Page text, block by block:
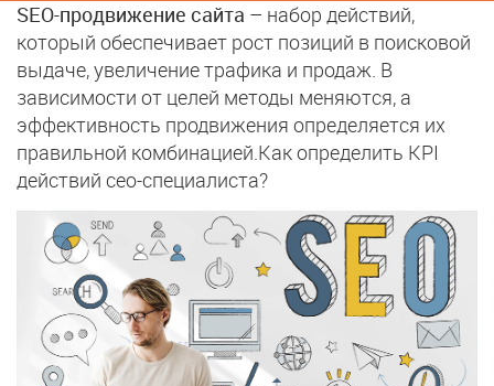
SEO-продвижение сайта – набор действий,
который обеспечивает рост позиций в поисковой
выдаче, увеличение трафика и продаж. В
зависимости от целей методы меняются, а
эффективность продвижения определяется их
правильной комбинацией.Как определить KPI
действий сео-специалиста?